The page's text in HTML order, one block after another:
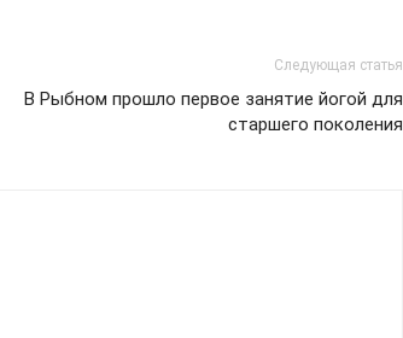
Следующая статья
В Рыбном прошло первое занятие йогой для
старшего поколения